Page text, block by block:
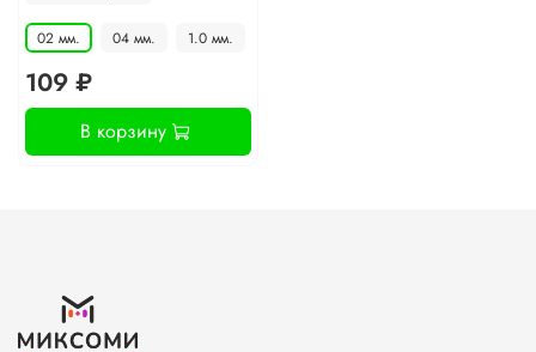
02 мм. 04 мм. 1.0 мм.
109 ₽
В корзину